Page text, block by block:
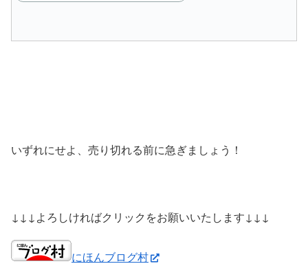
いずれにせよ、売り切れる前に急ぎましょう！
↓↓↓よろしければクリックをお願いいたします↓↓↓
にほんブログ村